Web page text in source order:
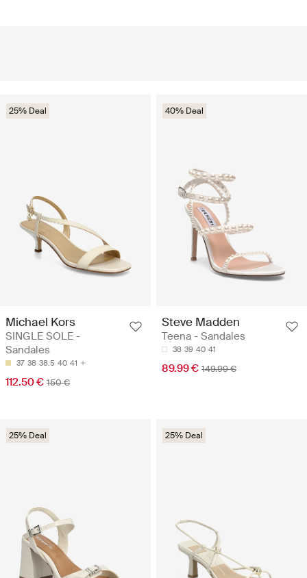
25% Deal
Michael Kors
SINGLE SOLE -
Sandales
37 38 38.5 40 41
112.50 € 150 €
40% Deal
Steve Madden
Teena - Sandales
38 39 40 41
89.99 € 149.99 €
25% Deal 25% Deal